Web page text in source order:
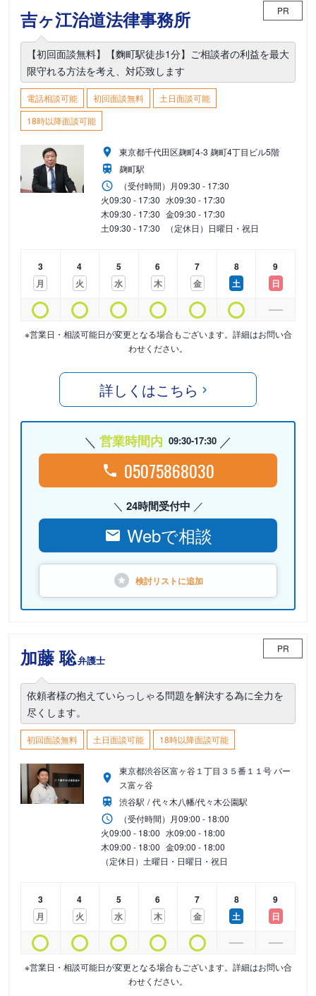
吉ヶ江治道法律事務所 PR
【初回面談無料】【麴町駅徒歩1分】ご相談者の利益を最大
限守れる方法を考え、対応致します
電話相談可能 初回面談無料
土日面談可能
18時以降面談可能
東京都千代田区麹町4-3 麹町4丁目ビル5階
麹町駅
（受付時間） 月09:30 - 17:30
火09:30 - 17:30 水09:30 - 17:30
木09:30 - 17:30 金09:30 - 17:30
土09:30 - 17:30 （定休日）日曜日・祝日
3
月
4
火
5
水
6
木
7
金
8
土
9
日
※営業日・相談可能日が変更となる場合もございます。詳細はお問い合
わせください。
詳しくはこちら
営業時間内 09:30-17:30
05075868030
24時間受付中
Webで相談
検討リストに追加
加藤 聡弁護士
PR
依頼者様の抱えていらっしゃる問題を解決する為に全力を
尽くします。
初回面談無料 土日面談可能 18時以降面談可能
東京都渋谷区富ヶ谷１丁目３５番１１号 バー
ス富ヶ谷
渋谷駅
代々木八幡/代々木公園駅
（受付時間） 月09:00 - 18:00
火09:00 - 18:00 水09:00 - 18:00
木09:00 - 18:00 金09:00 - 18:00
（定休日）土曜日・日曜日・祝日
3
月
4
火
5
水
6
木
7
金
8
土
9
日
※営業日・相談可能日が変更となる場合もございます。詳細はお問い合
わせください。